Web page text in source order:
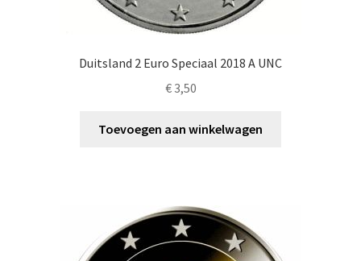
Duitsland 2 Euro Speciaal 2018 A UNC
€3,50
Toevoegen aan winkelwagen